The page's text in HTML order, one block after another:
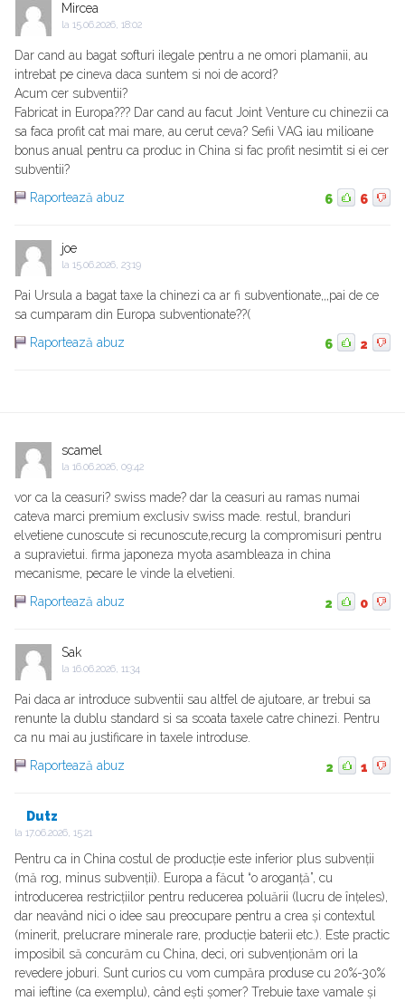
Mircea
la 15.06.2026, 18:02
Dar cand au bagat softuri ilegale pentru a ne omori plamanii, au
intrebat pe cineva daca suntem si noi de acord?
Acum cer subventii?
Fabricat in Europa??? Dar cand au facut Joint Venture cu chinezii ca
sa faca profit cat mai mare, au cerut ceva? Sefii VAG iau milioane
bonus anual pentru ca produc in China si fac profit nesimtit si ei cer
subventii?
Raportează abuz
6 6
joe
la 15.06.2026, 23:19
Pai Ursula a bagat taxe la chinezi ca ar fi subventionate,,,pai de ce
sa cumparam din Europa subventionate??(
Raportează abuz
6 2
scamel
la 16.06.2026, 09:42
vor ca la ceasuri? swiss made? dar la ceasuri au ramas numai
cateva marci premium exclusiv swiss made. restul, branduri
elvetiene cunoscute si recunoscute,recurg la compromisuri pentru
a supravietui. firma japoneza myota asambleaza in china
mecanisme, pecare le vinde la elvetieni.
Raportează abuz
2 0
Sak
la 16.06.2026, 11:34
Pai daca ar introduce subventii sau altfel de ajutoare, ar trebui sa
renunte la dublu standard si sa scoata taxele catre chinezi. Pentru
ca nu mai au justificare in taxele introduse.
Raportează abuz
2 1
Dutz
la 17.06.2026, 15:21
Pentru ca in China costul de producție este inferior plus subvenții
(mă rog, minus subvenții). Europa a făcut “o aroganță”, cu
introducerea restricțiilor pentru reducerea poluării (lucru de înțeles),
dar neavând nici o idee sau preocupare pentru a crea și contextul
(minerit, prelucrare minerale rare, producție baterii etc.). Este practic
imposibil să concurăm cu China, deci, ori subvenționăm ori la
revedere joburi. Sunt curios cu vom cumpăra produse cu 20%-30%
mai ieftine (ca exemplu), când ești șomer? Trebuie taxe vamale și